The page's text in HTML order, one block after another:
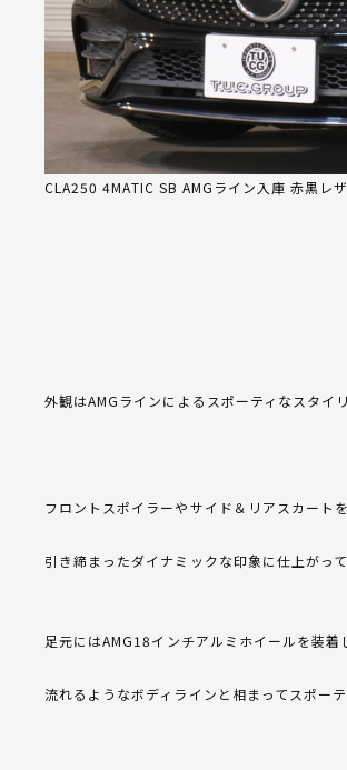
CLA250 4MATIC SB AMGライン入庫 赤黒レ
外観はAMGラインによるスポーティなスタイ
フロントスポイラーやサイド＆リアスカート
引き締まったダイナミックな印象に仕上がって
足元にはAMG18インチアルミホイールを装着
流れるようなボディラインと相まってスポー